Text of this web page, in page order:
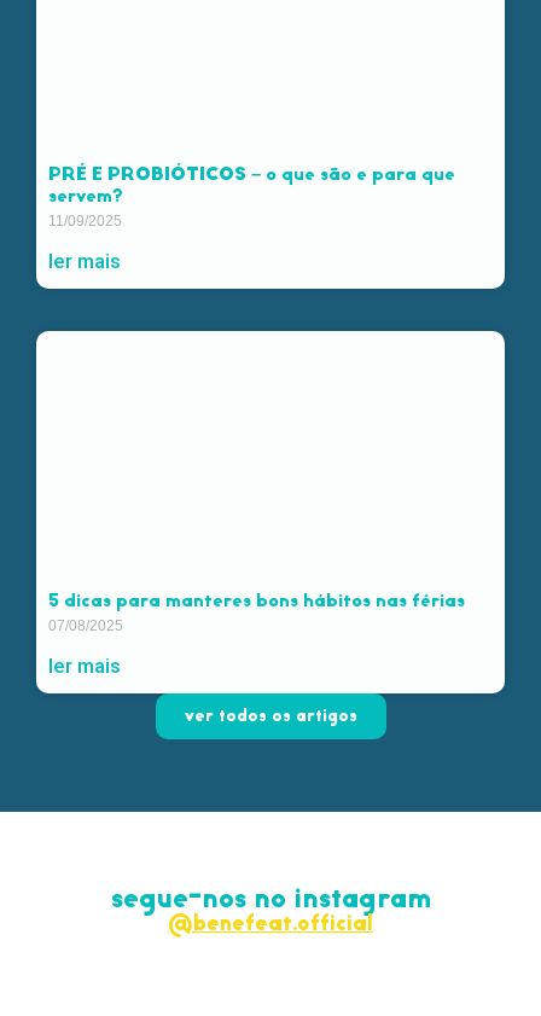
PRÉ E PROBIÓTICOS – o que são e para que
servem?
11/09/2025
ler mais
5 dicas para manteres bons hábitos nas férias
07/08/2025
ler mais
ver todos os artigos
segue-nos no instagram
@benefeat.official